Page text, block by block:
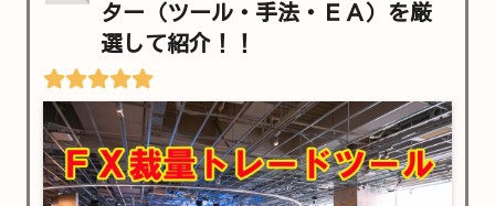
ター（ツール・手法・ＥＡ）を厳
選して紹介！！